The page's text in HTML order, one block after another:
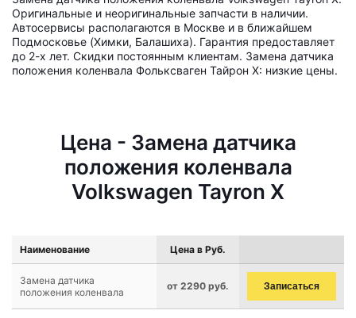
Оригинальные и неоригинальные запчасти в наличии.
Автосервисы располагаются в Москве и в ближайшем
Подмосковье (Химки, Балашиха). Гарантия предоставляет
до 2-х лет. Скидки постоянным клиентам. Замена датчика
положения коленвала Фольксваген Тайрон Х: низкие цены.
Цена - Замена датчика
положения коленвала
Volkswagen Tayron X
Наименование Цена в Руб.
Замена датчика
положения коленвала
от 2290 руб. Записаться